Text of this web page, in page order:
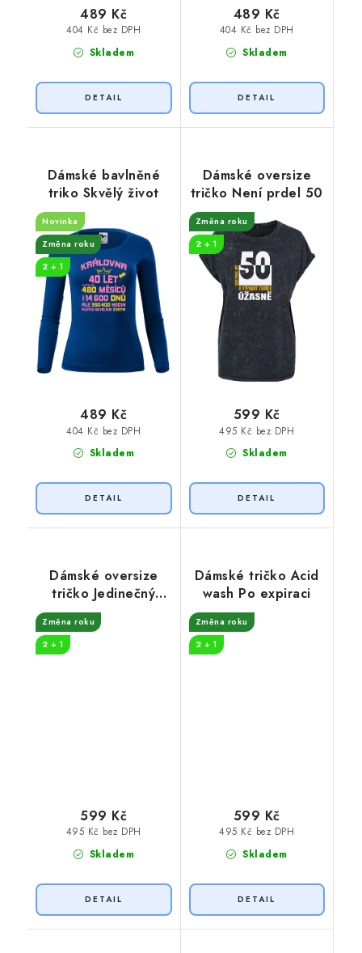
Skladem
404 Kč bez DPH
489 Kč
Skladem
404 Kč bez DPH
489 Kč
Dámské bavlněné
triko Skvělý život
Novinka
Změna roku
2 + 1
Skladem
404 Kč bez DPH
489 Kč
Dámské oversize
tričko Není prdel 50
Změna roku
2 + 1
Skladem
495 Kč bez DPH
599 Kč
Dámské oversize
tričko Jedinečný
originál
Změna roku
2 + 1
Skladem
495 Kč bez DPH
599 Kč
Dámské tričko Acid
wash Po expiraci
Změna roku
2 + 1
Skladem
495 Kč bez DPH
599 Kč